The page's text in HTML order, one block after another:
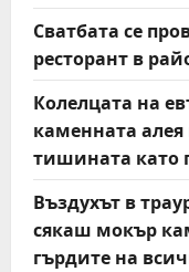
Сватбата се
ресторант в
Колелцата на
каменната
тишината като
Въздухът в
сякаш мокър
гърдите на